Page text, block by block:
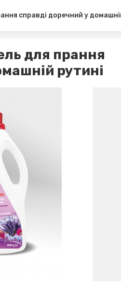
справді доречний у
для прання
рутині